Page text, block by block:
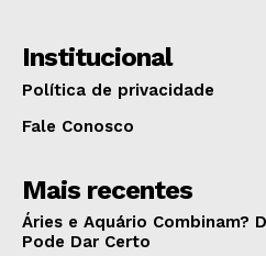
Institucional
Política de privacidade
Fale Conosco
Mais recentes
Áries e Aquário Combinam?
Pode Dar Certo